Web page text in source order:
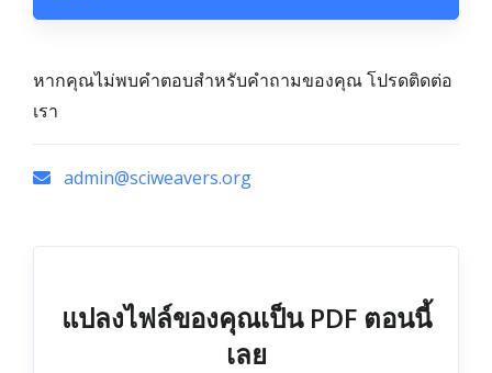
หากคุณไม่พบคำตอบสำหรับคำถามของคุณ โปรดติดต่อ
เรา
admin@sciweavers.org
แปลงไฟล์ของคุณเป็น PDF ตอนนี้
เลย